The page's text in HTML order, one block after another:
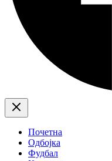
Почетна
Одбојка
Фудбал